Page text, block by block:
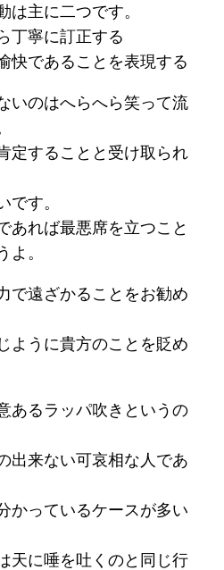
は主に二つです。
丁寧に訂正する
快であることを表現する
いのはへらへら笑って流
定することと受け取られ
です。
あれば最悪席を立つこと
よ。
で遠ざかることをお勧め
ように貴方のことを貶め
あるラッパ吹きというの
出来ない可哀相な人であ
かっているケースが多い
天に唾を吐くのと同じ行